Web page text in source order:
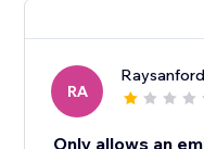
RA
Raysanford
Only allows an